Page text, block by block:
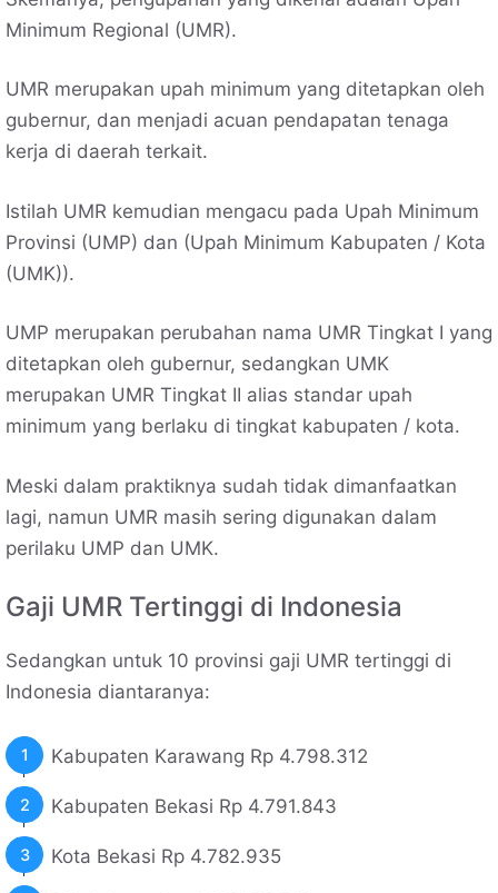
Minimum Regional (UMR).
UMR merupakan upah minimum yang ditetapkan oleh
gubernur, dan menjadi acuan pendapatan tenaga
kerja di daerah terkait.
Istilah UMR kemudian mengacu pada Upah Minimum
Provinsi (UMP) dan (Upah Minimum Kabupaten / Kota
(UMK)).
UMP merupakan perubahan nama UMR Tingkat I yang
ditetapkan oleh gubernur, sedangkan UMK
merupakan UMR Tingkat II alias standar upah
minimum yang berlaku di tingkat kabupaten / kota.
Meski dalam praktiknya sudah tidak dimanfaatkan
lagi, namun UMR masih sering digunakan dalam
perilaku UMP dan UMK.
Gaji UMR Tertinggi di Indonesia
Sedangkan untuk 10 provinsi gaji UMR tertinggi di
Indonesia diantaranya:
Kabupaten Karawang Rp 4.798.312
Kabupaten Bekasi Rp 4.791.843
Kota Bekasi Rp 4.782.935